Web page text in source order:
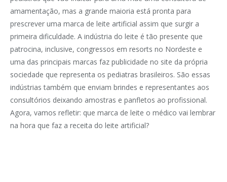
amamentação, mas a grande maioria está pronta para
prescrever uma marca de leite artificial assim que surgir a
primeira dificuldade. A indústria do leite é tão presente que
patrocina, inclusive, congressos em resorts no Nordeste e
uma das principais marcas faz publicidade no site da própria
sociedade que representa os pediatras brasileiros. São essas
indústrias também que enviam brindes e representantes aos
consultórios deixando amostras e panfletos ao profissional.
Agora, vamos refletir: que marca de leite o médico vai lembrar
na hora que faz a receita do leite artificial?